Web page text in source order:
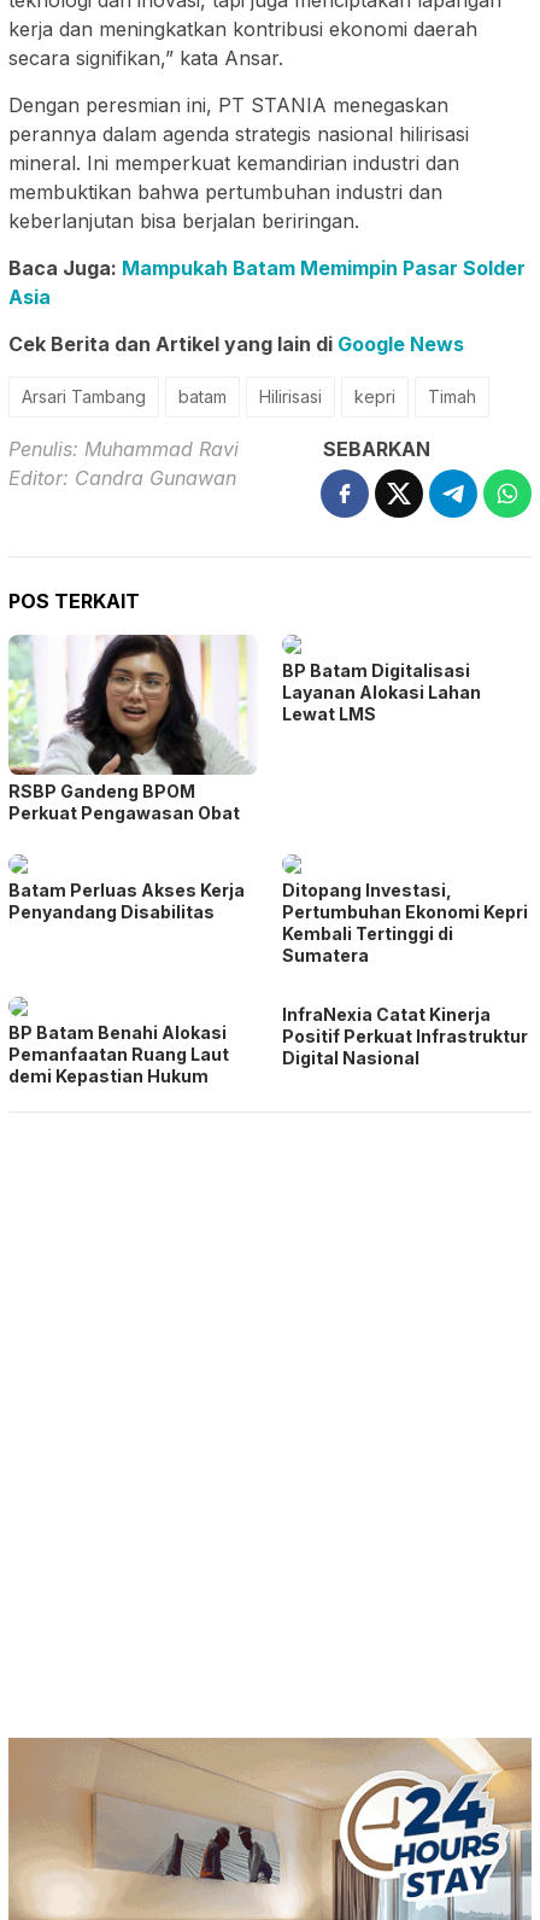
kerja dan meningkatkan kontribusi ekonomi daerah
secara signifikan,” kata Ansar.
Dengan peresmian ini, PT STANIA menegaskan
perannya dalam agenda strategis nasional hilirisasi
mineral. Ini memperkuat kemandirian industri dan
membuktikan bahwa pertumbuhan industri dan
keberlanjutan bisa berjalan beriringan.
Baca Juga: Mampukah Batam Memimpin Pasar Solder
Asia
Cek Berita dan Artikel yang lain di Google News
Arsari Tambang batam Hilirisasi kepri Timah
Penulis: Muhammad Ravi
Editor: Candra Gunawan
SEBARKAN
POS TERKAIT
RSBP Gandeng BPOM
Perkuat Pengawasan Obat
BP Batam Digitalisasi
Layanan Alokasi Lahan
Lewat LMS
Batam Perluas Akses Kerja
Penyandang Disabilitas
Ditopang Investasi,
Pertumbuhan Ekonomi Kepri
Kembali Tertinggi di
Sumatera
BP Batam Benahi Alokasi
Pemanfaatan Ruang Laut
demi Kepastian Hukum
InfraNexia Catat Kinerja
Positif Perkuat Infrastruktur
Digital Nasional